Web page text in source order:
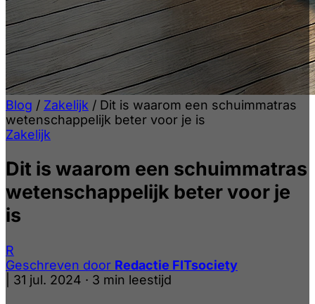
Blog / Zakelijk / Dit is waarom een schuimmatras
wetenschappelijk beter voor je is
Zakelijk
Dit is waarom een schuimmatras
wetenschappelijk beter voor je
is
R
Geschreven door Redactie FITsociety
31 jul. 2024 · 3 min leestijd